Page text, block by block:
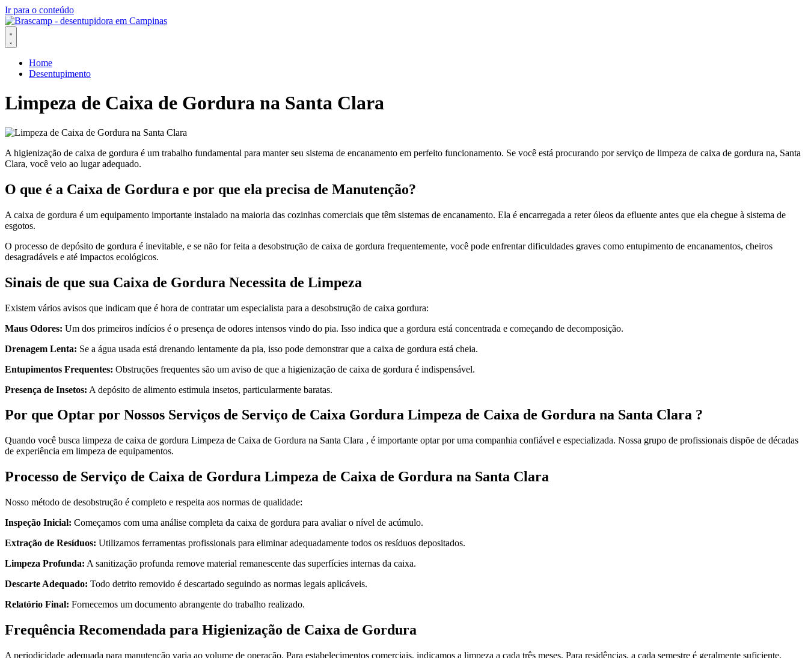
Ir para o conteúdo
Home
Desentupimento
Limpeza de Caixa de Gordura na Santa Clara
A higienização de caixa de gordura é um trabalho fundamental para manter seu sistema de encanamento em perfeito funcionamento. Se você está procurando por serviço de limpeza de caixa de gordura na, Santa
Clara, você veio ao lugar adequado.
O que é a Caixa de Gordura e por que ela precisa de Manutenção?
A caixa de gordura é um equipamento importante instalado na maioria das cozinhas comerciais que têm sistemas de encanamento. Ela é encarregada a reter óleos da efluente antes que ela chegue à sistema de
esgotos.
O processo de depósito de gordura é inevitable, e se não for feita a desobstrução de caixa de gordura frequentemente, você pode enfrentar dificuldades graves como entupimento de encanamentos, cheiros
desagradáveis e até impactos ecológicos.
Sinais de que sua Caixa de Gordura Necessita de Limpeza
Existem vários avisos que indicam que é hora de contratar um especialista para a desobstrução de caixa gordura:
Maus Odores: Um dos primeiros indícios é o presença de odores intensos vindo do pia. Isso indica que a gordura está concentrada e começando de decomposição.
Drenagem Lenta: Se a água usada está drenando lentamente da pia, isso pode demonstrar que a caixa de gordura está cheia.
Entupimentos Frequentes: Obstruções frequentes são um aviso de que a higienização de caixa de gordura é indispensável.
Presença de Insetos: A depósito de alimento estimula insetos, particularmente baratas.
Por que Optar por Nossos Serviços de Serviço de Caixa Gordura Limpeza de Caixa de Gordura na Santa Clara ?
Quando você busca limpeza de caixa de gordura Limpeza de Caixa de Gordura na Santa Clara , é importante optar por uma companhia confiável e especializada. Nossa grupo de profissionais dispõe de décadas
de experiência em limpeza de equipamentos.
Processo de Serviço de Caixa de Gordura Limpeza de Caixa de Gordura na Santa Clara
Nosso método de desobstrução é completo e respeita aos normas de qualidade:
Inspeção Inicial: Começamos com uma análise completa da caixa de gordura para avaliar o nível de acúmulo.
Extração de Resíduos: Utilizamos ferramentas profissionais para eliminar adequadamente todos os resíduos depositados.
Limpeza Profunda: A sanitização profunda remove material remanescente das superfícies internas da caixa.
Descarte Adequado: Todo detrito removido é descartado seguindo as normas legais aplicáveis.
Relatório Final: Fornecemos um documento abrangente do trabalho realizado.
Frequência Recomendada para Higienização de Caixa de Gordura
A periodicidade adequada para manutenção varia ao volume de operação. Para estabelecimentos comerciais, indicamos a limpeza a cada três meses. Para residências, a cada semestre é geralmente suficiente.